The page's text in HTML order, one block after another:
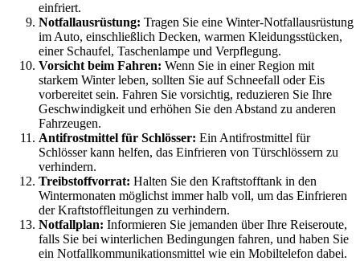
einfriert.
Notfallausrüstung: Tragen Sie eine Winter-Notfallausrüstung
im Auto, einschließlich Decken, warmen Kleidungsstücken,
einer Schaufel, Taschenlampe und Verpflegung.
Vorsicht beim Fahren: Wenn Sie in einer Region mit
starkem Winter leben, sollten Sie auf Schneefall oder Eis
vorbereitet sein. Fahren Sie vorsichtig, reduzieren Sie Ihre
Geschwindigkeit und erhöhen Sie den Abstand zu anderen
Fahrzeugen.
Antifrostmittel für Schlösser: Ein Antifrostmittel für
Schlösser kann helfen, das Einfrieren von Türschlössern zu
verhindern.
Treibstoffvorrat: Halten Sie den Kraftstofftank in den
Wintermonaten möglichst immer halb voll, um das Einfrieren
der Kraftstoffleitungen zu verhindern.
Notfallplan: Informieren Sie jemanden über Ihre Reiseroute,
falls Sie bei winterlichen Bedingungen fahren, und haben Sie
ein Notfallkommunikationsmittel wie ein Mobiltelefon dabei.